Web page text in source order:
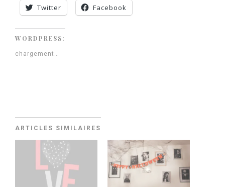
Twitter Facebook
WORDPRESS:
chargement…
ARTICLES SIMILAIRES